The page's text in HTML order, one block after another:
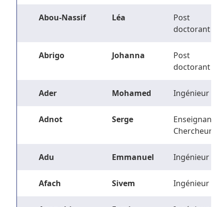
Abou-Nassif Léa
Post
doctorant
Abrigo Johanna
Post
doctorant
Ader Mohamed Ingénieur
Adnot Serge
Enseignant-
Chercheur
Adu Emmanuel Ingénieur
Afach Sivem Ingénieur